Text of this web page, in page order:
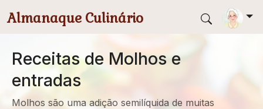
Almanaque Culinário
Receitas de Molhos e
entradas
Molhos são uma adição semilíquida de muitas